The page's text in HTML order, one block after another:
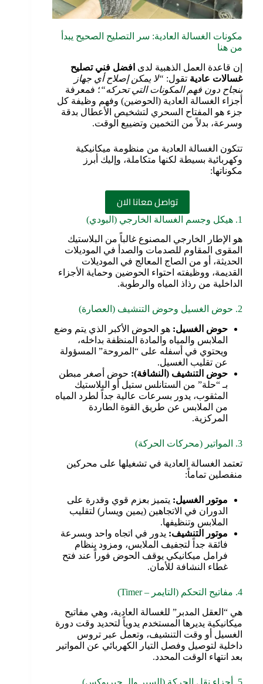
مكونات الغسالة العادية: سر التصليح الصحيح يبدأ
من هنا
إن قاعدة العمل الذهبية لدى افضل فني تصليح
غسالات عادية تقول: “لا يمكن إصلاح أي جهاز
بنجاح دون فهم المكونات التي تحركه“؛ فمعرفة
أجزاء الغسالة العادية (الحوضين) وفهم وظيفة كل
جزء هو المفتاح السحري لتشخيص الأعطال بدقة
وسرعة، بدلاً من التخمين وتضييع الوقت.
تتكون الغسالة العادية من منظومة ميكانيكية
وكهربائية بسيطة لكنها متكاملة، وإليك أبرز
مكوناتها:
تواصل معانا الان
1. هيكل وجسم الغسالة الخارجي (البودي)
هو الإطار الخارجي المصنوع غالباً من البلاستيك
المقوى المقاوم للصدمات والصدأ في الموديلات
الحديثة، أو من الصاج المعالج في الموديلات
القديمة، ووظيفته احتواء الحوضين وحماية الأجزاء
الداخلية من رذاذ المياه والرطوبة.
2. حوض الغسيل وحوض التنشيف (العصارة)
حوض الغسيل: هو الحوض الأكبر الذي يتم وضع
الملابس والمياه والمادة المنظفة بداخله،
ويحتوي في أسفله على “المروحة” المسؤولة
عن تقليب الغسيل.
حوض التنشيف (النشافة): حوض أصغر مبطن
بـ “حلة” من الستانلس ستيل أو البلاستيك
المثقوب، يدور بسرعات عالية جداً لطرد المياه
من الملابس عن طريق القوة الطاردة
المركزية.
3. المواتير (محركات الحركة)
تعتمد الغسالة العادية في تشغيلها على محركين
منفصلين تماماً:
موتور الغسيل: يتميز بعزم قوي وقدرة على
الدوران في الاتجاهين (يمين ويسار) لتقليب
الملابس وتنظيفها.
موتور التنشيف: يدور في اتجاه واحد وبسرعة
فائقة جداً لتجفيف الملابس، ومزود بنظام
فرامل ميكانيكي يوقف الحوض فوراً عند فتح
غطاء النشافة للأمان.
4. مفاتيح التحكم (التايمر – Timer)
هي “العقل المدبر” للغسالة العادية، وهي مفاتيح
ميكانيكية يديرها المستخدم يدوياً لتحديد وقت دورة
الغسيل أو وقت التنشيف، وتعمل عبر تروس
داخلية لتوصيل وفصل التيار الكهربائي عن المواتير
بعد انتهاء الوقت المحدد.
5. أجزاء نقل الحركة (السير والـ جيربوكس)